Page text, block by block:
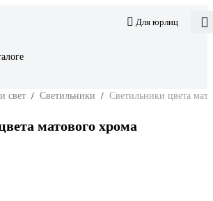
Для юрлиц
свет / Светильники / Светильники цвета
матового хрома